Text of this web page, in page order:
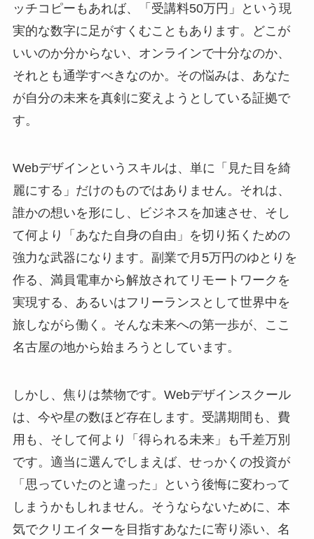
ッチコピーもあれば、「受講料50万円」という現
実的な数字に足がすくむこともあります。どこが
いいのか分からない、オンラインで十分なのか、
それとも通学すべきなのか。その悩みは、あなた
が自分の未来を真剣に変えようとしている証拠で
す。
Webデザインというスキルは、単に「見た目を綺
麗にする」だけのものではありません。それは、
誰かの想いを形にし、ビジネスを加速させ、そし
て何より「あなた自身の自由」を切り拓くための
強力な武器になります。副業で月5万円のゆとりを
作る、満員電車から解放されてリモートワークを
実現する、あるいはフリーランスとして世界中を
旅しながら働く。そんな未来への第一歩が、ここ
名古屋の地から始まろうとしています。
しかし、焦りは禁物です。Webデザインスクール
は、今や星の数ほど存在します。受講期間も、費
用も、そして何より「得られる未来」も千差万別
です。適当に選んでしまえば、せっかくの投資が
「思っていたのと違った」という後悔に変わって
しまうかもしれません。そうならないために、本
気でクリエイターを目指すあなたに寄り添い、名